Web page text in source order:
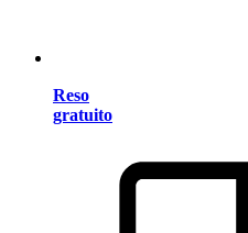
Reso
gratuito